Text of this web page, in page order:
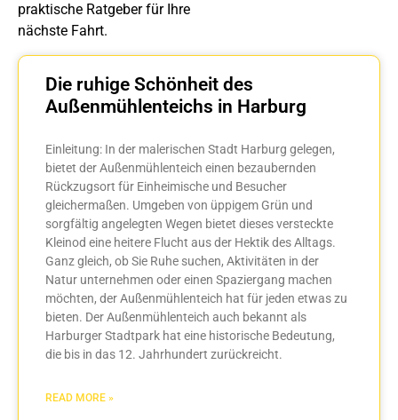
praktische Ratgeber für Ihre
nächste Fahrt.
Die ruhige Schönheit des
Außenmühlenteichs in Harburg
Einleitung: In der malerischen Stadt Harburg gelegen,
bietet der Außenmühlenteich einen bezaubernden
Rückzugsort für Einheimische und Besucher
gleichermaßen. Umgeben von üppigem Grün und
sorgfältig angelegten Wegen bietet dieses versteckte
Kleinod eine heitere Flucht aus der Hektik des Alltags.
Ganz gleich, ob Sie Ruhe suchen, Aktivitäten in der
Natur unternehmen oder einen Spaziergang machen
möchten, der Außenmühlenteich hat für jeden etwas zu
bieten. Der Außenmühlenteich auch bekannt als
Harburger Stadtpark hat eine historische Bedeutung,
die bis in das 12. Jahrhundert zurückreicht.
READ MORE »